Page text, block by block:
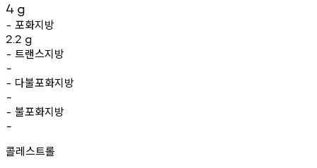
4 g
- 포화지방
2.2 g
- 트랜스지방
-
- 다불포화지방
-
- 불포화지방
-
콜레스트롤